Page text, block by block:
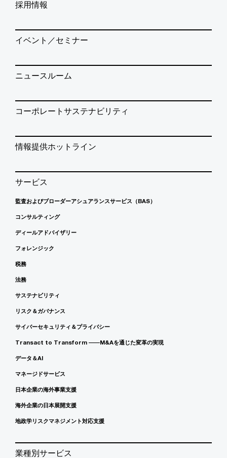
採用情報
イベント／セミナー
ニュースルーム
コーポレートサステナビリティ
情報提供ホットライン
サービス
監査およびブローダーアシュアランスサービス（BAS）
コンサルティング
ディールアドバイザリー
フォレンジック
税務
法務
サステナビリティ
リスク＆ガバナンス
サイバーセキュリティ＆プライバシー
Transact to Transform ――M&Aを通じた変革の実現
データ＆AI
マネージドサービス
日本企業の海外事業支援
海外企業の日本展開支援
地政学リスクマネジメント対応支援
業種別サービス